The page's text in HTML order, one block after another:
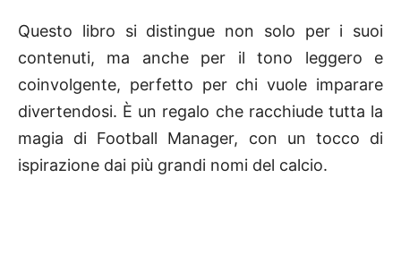
Questo libro si distingue non solo per i suoi
contenuti, ma anche per il tono leggero e
coinvolgente, perfetto per chi vuole imparare
divertendosi. È un regalo che racchiude tutta la
magia di Football Manager, con un tocco di
ispirazione dai più grandi nomi del calcio.